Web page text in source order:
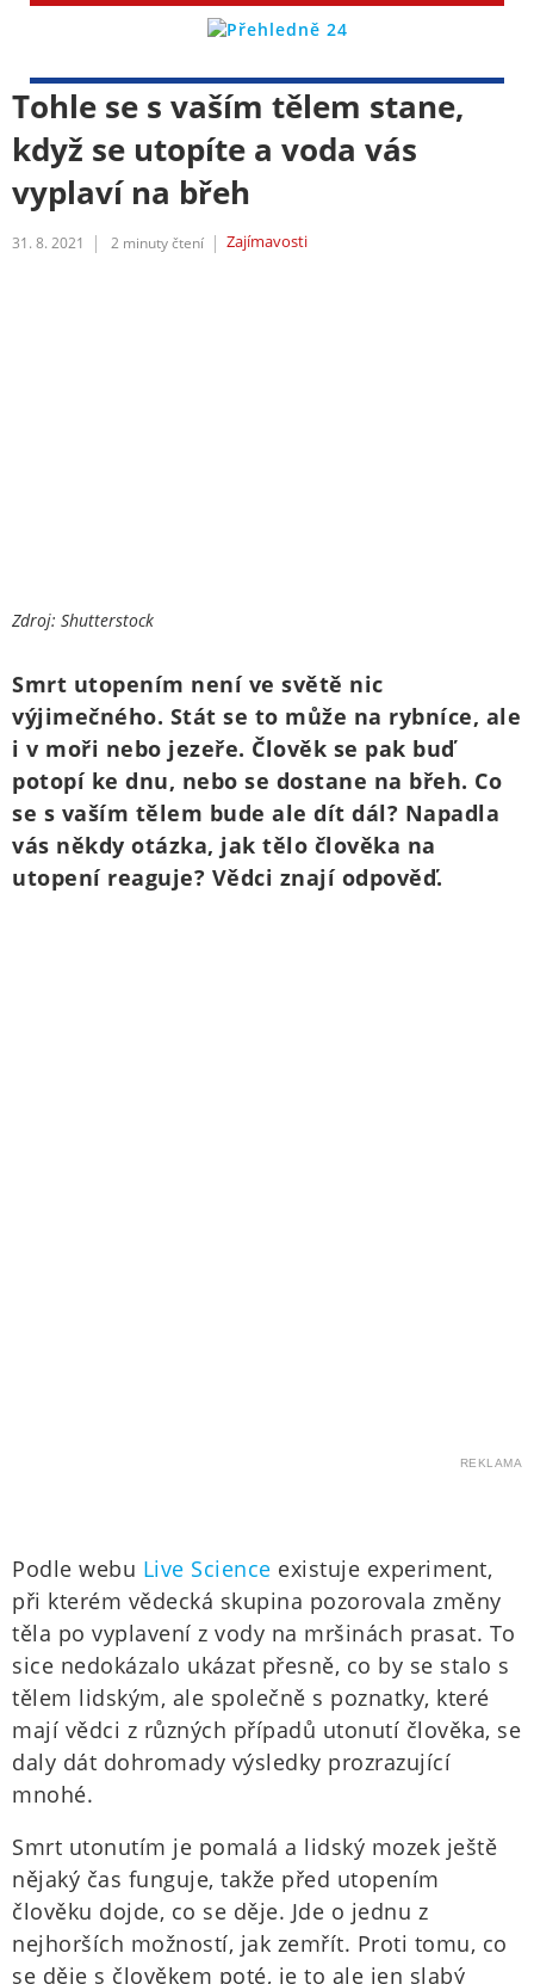
Tohle se s vaším tělem stane,
když se utopíte a voda vás
vyplaví na břeh
31. 8. 2021 2 minuty čtení Zajímavosti
Zdroj: Shutterstock
Smrt utopením není ve světě nic
výjimečného. Stát se to může na rybníce, ale
i v moři nebo jezeře. Člověk se pak buď
potopí ke dnu, nebo se dostane na břeh. Co
se s vaším tělem bude ale dít dál? Napadla
vás někdy otázka, jak tělo člověka na
utopení reaguje? Vědci znají odpověď.
REKLAMA
Podle webu Live Science existuje experiment,
při kterém vědecká skupina pozorovala změny
těla po vyplavení z vody na mršinách prasat. To
sice nedokázalo ukázat přesně, co by se stalo s
tělem lidským, ale společně s poznatky, které
mají vědci z různých případů utonutí člověka, se
daly dát dohromady výsledky prozrazující
mnohé.
Smrt utonutím je pomalá a lidský mozek ještě
nějaký čas funguje, takže před utopením
člověku dojde, co se děje. Jde o jednu z
nejhorších možností, jak zemřít. Proti tomu, co
se děje s člověkem poté, je to ale jen slabý